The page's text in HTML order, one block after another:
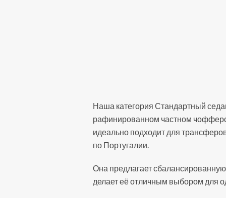
Наша категория Стандартный
рафинированном частном
идеально подходит для
по Португалии.
Она предлагает
делает её отличным выбором для